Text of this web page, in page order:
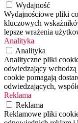
Wydajność
Wydajnościowe pliki
kluczowych
lepsze wrażenia
Analityka
Analityka
Analityczne pliki
odwiedzający
cookie pomagają
odwiedzających,
Reklama
Reklama
Reklamowe pliki